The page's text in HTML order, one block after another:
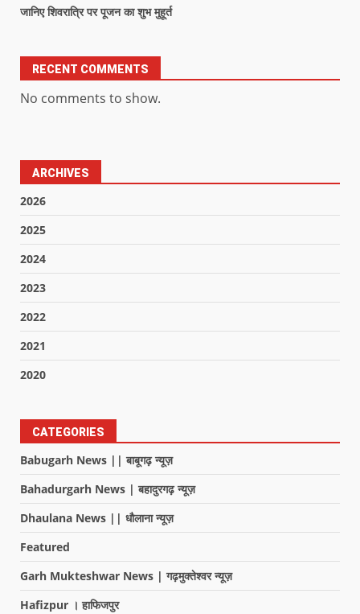
जानिए शिवरात्रि पर पूजन का शुभ मुहूर्त
RECENT COMMENTS
No comments to show.
ARCHIVES
2026
2025
2024
2023
2022
2021
2020
CATEGORIES
Babugarh News || बाबूगढ़ न्यूज़
Bahadurgarh News | बहादुरगढ़ न्यूज़
Dhaulana News || धौलाना न्यूज़
Featured
Garh Mukteshwar News | गढ़मुक्तेश्वर न्यूज़
Hafizpur । हाफिजपुर